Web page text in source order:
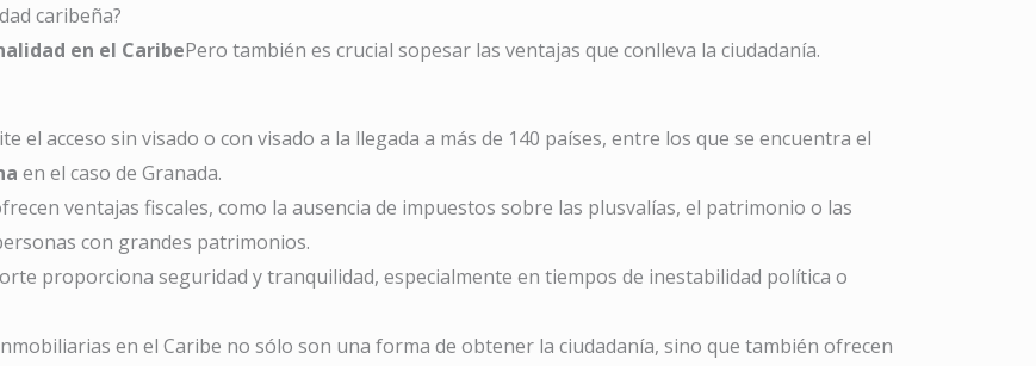
caribeña?
en el CaribePero también es crucial sopesar las ventajas que conlleva la ciudadanía.
el acceso sin visado o con visado a la llegada a más de 140 países, entre los que se encuentra el
en el caso de Granada.
ventajas fiscales, como la ausencia de impuestos sobre las plusvalías, el patrimonio o las
con grandes patrimonios.
proporciona seguridad y tranquilidad, especialmente en tiempos de inestabilidad política o
en el Caribe no sólo son una forma de obtener la ciudadanía, sino que también ofrecen